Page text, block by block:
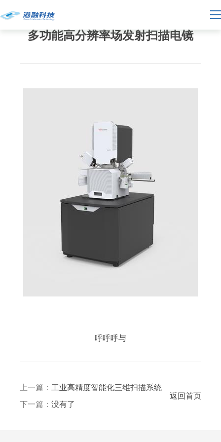
多功能高分辨率场发射扫描电镜
呼呼呼与
上一篇： 工业高精度智能化三维扫描系统
下一篇： 没有了
返回首页